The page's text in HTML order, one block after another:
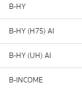
B-HY
B-HY (H75) AI
B-HY (UH) AI
B-INCOME